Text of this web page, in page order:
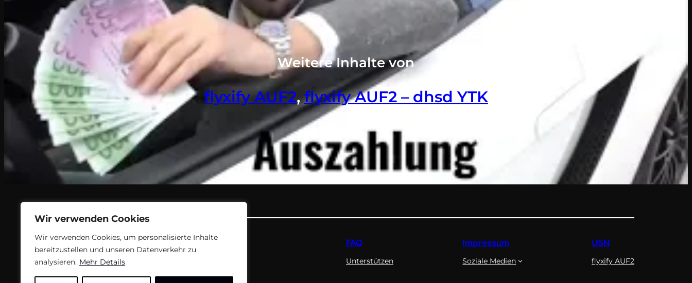
Wir verwenden Cookies
Wir verwenden Cookies, um personalisierte Inhalte
bereitzustellen und unseren Datenverkehr zu
analysieren. Mehr Details
Weitere Inhalte von
flyxify AUF2, flyxify AUF2 – dhsd YTK
Teil des Nachrichtenangebots von
FAQ
Unterstützen
Impressum
Soziale Medien
USN
flyxify AUF2